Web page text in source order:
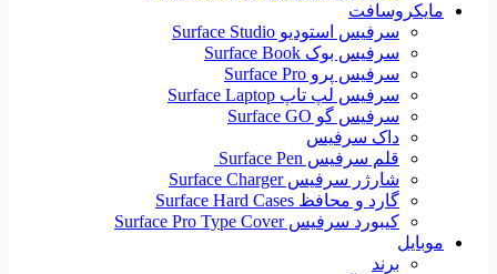
مایکروسافت
سرفیس استودیو Surface Studio
سرفیس بوک Surface Book
سرفیس پرو Surface Pro
سرفیس لپ تاپ Surface Laptop
سرفیس گو Surface GO
داک سرفیس
قلم سرفیس Surface Pen
شارژر سرفیس Surface Charger
گارد و محافظ Surface Hard Cases
کیبورد سرفیس Surface Pro Type Cover
موبایل
برند